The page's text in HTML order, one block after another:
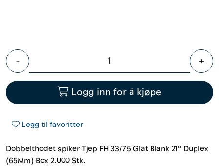
- +
Logg inn for å kjøpe
Legg til favoritter
Dobbelthodet spiker Tjep FH 33/75 Glat Blank 21° Duplex
(65Mm) Box 2.000 Stk.
Forskaling
Prosjekter
Outlet